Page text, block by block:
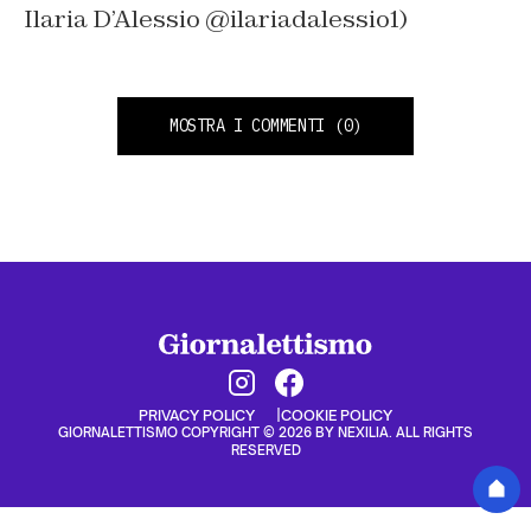
Ilaria D’Alessio @ilariadalessio1)
MOSTRA I COMMENTI (0)
PRIVACY POLICY COOKIE POLICY
GIORNALETTISMO COPYRIGHT © 2026 BY NEXILIA. ALL RIGHTS
RESERVED